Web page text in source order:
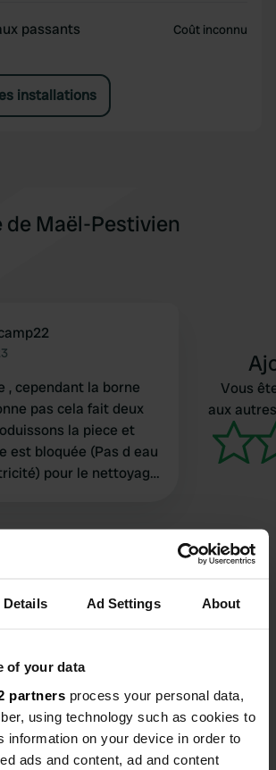
Details Ad Settings About
of your data
partners process your personal data,
using technology such as cookies to
information on your device in order to
ads and content, ad and content
passants Coût inconnu
installations
de Maël-Pestivien
, cependant la borne
pas cela fait deux
la piece et
pour le nettoyage
Vous
aux
Nicodème 5
Pestivien, France
N 3° 17' 57" W